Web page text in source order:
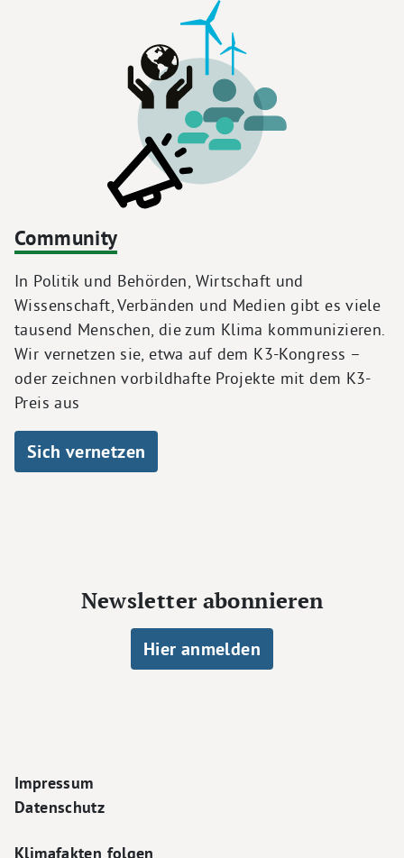
Community
In Politik und Behörden, Wirtschaft und
Wissenschaft, Verbänden und Medien gibt es viele
tausend Menschen, die zum Klima kommunizieren.
Wir vernetzen sie, etwa auf dem K3-Kongress –
oder zeichnen vorbildhafte Projekte mit dem K3-
Preis aus
Sich vernetzen
Newsletter abonnieren
Hier anmelden
Footer Navigation
Impressum
Datenschutz
Klimafakten folgen